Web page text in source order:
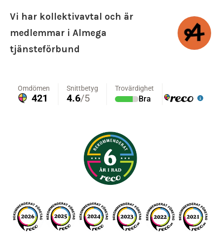
Vi har kollektivavtal och är
medlemmar i Almega
tjänsteförbund